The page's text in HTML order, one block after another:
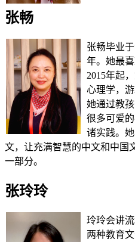
张畅
张畅毕业
年。她最
2015年起
心理学，
她通过教
很多可爱
诸实践。
文，让充满智慧的中文和中国
一部分。
张玲玲
玲玲会讲
两种教育